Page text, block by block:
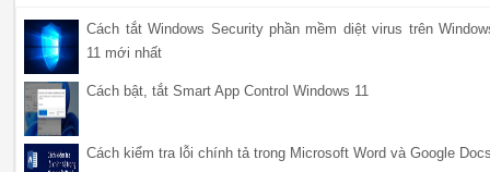
Cách tắt Windows Security phần mềm diệt virus trên
11 mới nhất
Cách bật, tắt Smart App Control Windows 11
Cách kiểm tra lỗi chính tả trong Microsoft Word và Google